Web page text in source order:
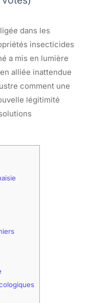
dans les
insecticides
a mis en lumière
alliée inattendue
comment une
légitimité